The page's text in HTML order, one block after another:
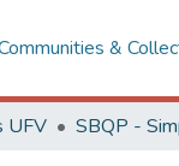
&
UFV